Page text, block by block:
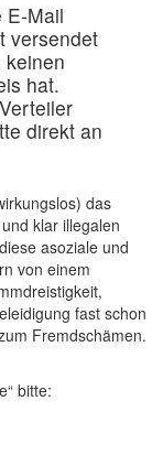
E-Mail
versendet
hat.
direkt an
das
klar illegalen
asoziale und
von einem
fast schon
Fremdschämen.
bitte: